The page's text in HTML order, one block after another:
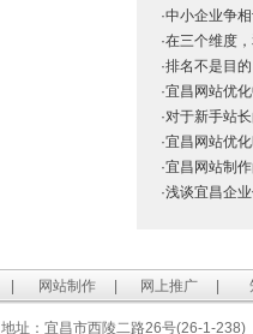
·中小企业争
·在三个维度
·排名不是目
·宜昌网站优
·对于新手站
·宜昌网站优
·宜昌网站制
·浅谈宜昌企
网站制作 网上推广
地址：宜昌市西陵二路26号(26-1-238)